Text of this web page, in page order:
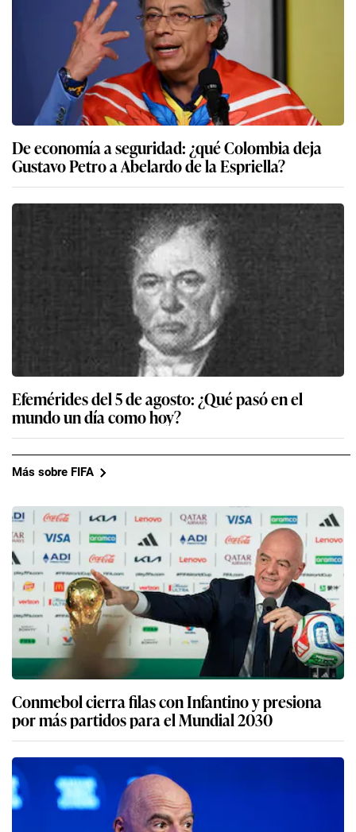
De economía a seguridad: ¿qué Colombia deja
Gustavo Petro a Abelardo de la Espriella?
Efemérides del 5 de agosto: ¿Qué pasó en el
mundo un día como hoy?
Más sobre FIFA
Conmebol cierra filas con Infantino y presiona
por más partidos para el Mundial 2030